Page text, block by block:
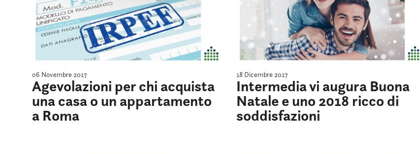
06 Novembre 2017
Agevolazioni per chi acquista
una casa o un appartamento
a Roma
18 Dicembre 2017
Intermedia vi augura Buona
Natale e uno 2018 ricco di
soddisfazioni